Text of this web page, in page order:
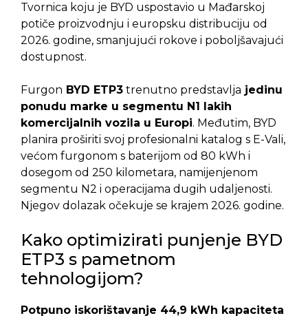
Tvornica koju je BYD uspostavio u Mađarskoj
potiče proizvodnju i europsku distribuciju od
2026. godine, smanjujući rokove i poboljšavajući
dostupnost.
Furgon BYD ETP3 trenutno predstavlja jedinu
ponudu marke u segmentu N1 lakih
komercijalnih vozila u Europi. Međutim, BYD
planira proširiti svoj profesionalni katalog s E-Vali,
većom furgonom s baterijom od 80 kWh i
dosegom od 250 kilometara, namijenjenom
segmentu N2 i operacijama dugih udaljenosti.
Njegov dolazak očekuje se krajem 2026. godine.
Kako optimizirati punjenje BYD
ETP3 s pametnom
tehnologijom?
Potpuno iskorištavanje 44,9 kWh kapaciteta